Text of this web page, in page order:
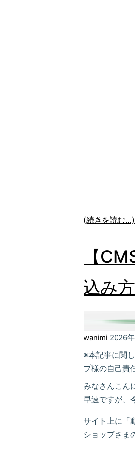
(続きを読む…)
【
込み
wanimi 2026
※本記事に関
プ様の自己責
みなさんこん
早速ですが、
サイト上に「
ショップさま